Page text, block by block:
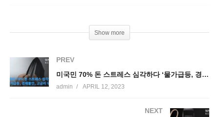
Show more
PREV
미국민 70% 돈 스트레스 심각하다 ‘물가급등, 경제불안, 고금리 우려’
admin APRIL 12, 2023
NEXT